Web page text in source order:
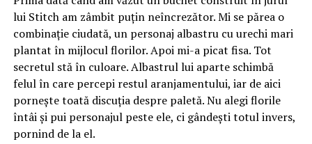
angajații MAI. Și asta cu toate că strategii din umbra
ministerului fac eforturi logistice disperate pentru a
raporta aceste infectări strict individual. Fără a vorbi
însă de existența acestor focare din teritoriu. Unele care
riscă să scape cu totul de sub control, odată cu sosirea
rezultatelor testelor efectuate în ultimele zile. Și asta cu
toate că tot pentru a ”ține sub preș” această situație,
mai-marii MAI nu au dispus testarea ”în masă” în
lui Stitch am zâmbit puțin neîncrezător. Mi se părea o
combinație ciudată, un personaj albastru cu urechi mari
plantat în mijlocul florilor. Apoi mi-a picat fisa. Tot
secretul stă în culoare. Albastrul lui aparte schimbă
felul în care percepi restul aranjamentului, iar de aici
pornește toată discuția despre paletă. Nu alegi florile
întâi și pui personajul peste ele, ci gândești totul invers,
pornind de la el.